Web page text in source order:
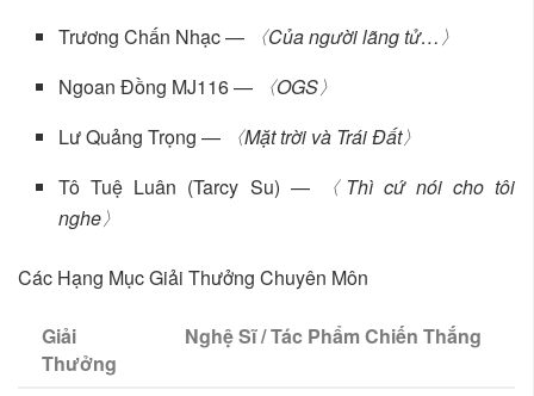
Trương Chấn Nhạc —
〈Của người lãng tử…〉
Ngoan Đồng MJ116 —
〈OGS〉
Lư Quảng Trọng —
〈Mặt trời và Trái Đất〉
Tô Tuệ Luân (Tarcy Su) —
〈Thì cứ nói cho tôi
nghe〉
Các Hạng Mục Giải Thưởng Chuyên Môn
Giải
Thưởng
Nghệ Sĩ / Tác Phẩm Chiến Thắng